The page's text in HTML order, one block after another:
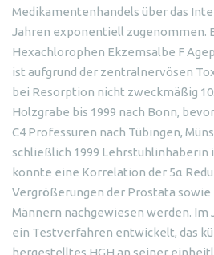
Medikamentenhandels über das
Jahren exponentiell zugenommen.
Hexachlorophen Ekzemsalbe F
ist aufgrund der zentralnervösen
bei Resorption nicht zweckmäßig
Holzgrabe bis 1999 nach Bonn,
C4 Professuren nach Tübingen,
schließlich 1999 Lehrstuhlinhaberin
konnte eine Korrelation der 5α
Vergrößerungen der Prostata sowie
Männern nachgewiesen werden. Im
ein Testverfahren entwickelt, das
hergestelltes HGH an seiner